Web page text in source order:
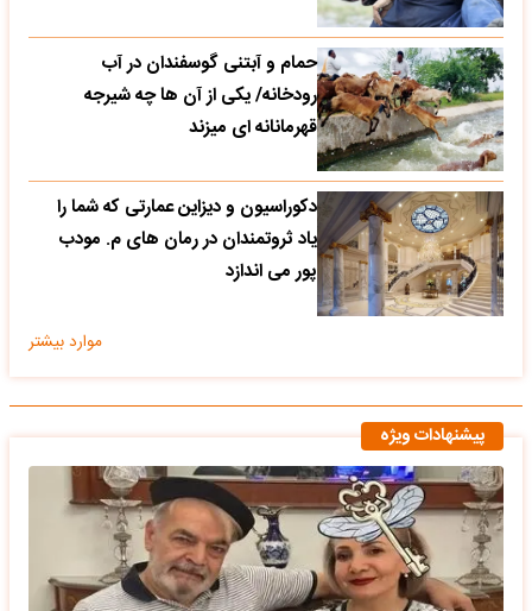
حمام و آبتنی گوسفندان در آب
رودخانه/ یکی از آن ها چه شیرجه
قهرمانانه ای میزند
دکوراسیون و دیزاین عمارتی که شما را
یاد ثروتمندان در رمان های م. مودب
پور می اندازد
موارد بیشتر
پیشنهادات ویژه